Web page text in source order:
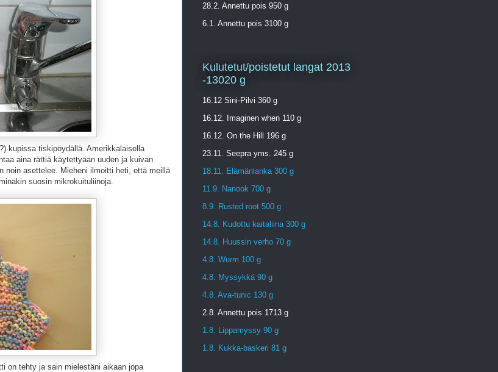
kupissa tiskipöydällä. Amerikkalaisella
aina rättiä käytettyään uuden ja kuivan
noin asettelee. Mieheni ilmoitti heti, että meillä
suosin mikrokuituliinoja.
on tehty ja sain mielestäni aikaan jopa
28.2. Annettu pois 950 g
6.1. Annettu pois 3100 g
Kulutetut/poistetut langat 2013
-13020 g
16.12 Sini-Pilvi 360 g
16.12. Imaginen when 110 g
16.12. On the Hill 196 g
23.11. Seepra yms. 245 g
18.11. Elämänlanka 300 g
11.9. Nanook 700 g
8.9. Rusted root 500 g
14.8. Kudottu kaitaliina 300 g
14.8. Huussin verho 70 g
4.8. Wurm 100 g
4.8. Myssykkä 90 g
4.8. Ava-tunic 130 g
2.8. Annettu pois 1713 g
1.8. Lippamyssy 90 g
1.8. Kukka-baskeri 81 g